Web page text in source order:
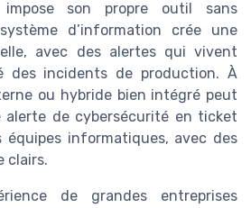
son propre outil sans
d’information crée une
avec des alertes qui vivent
des incidents de production. À
ou hybride bien intégré peut
alerte de cybersécurité en ticket
équipes informatiques, avec des
clairs.
de grandes entreprises